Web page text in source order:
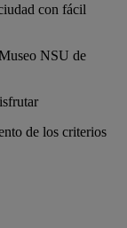
con fácil
NSU de
de los criterios